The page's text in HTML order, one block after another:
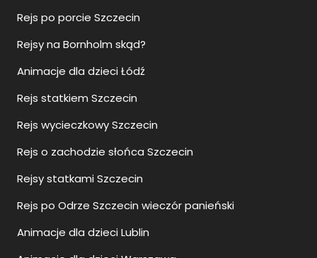
Rejs po porcie Szczecin
Rejsy na Bornholm skąd?
Animacje dla dzieci Łódź
Rejs statkiem Szczecin
Rejs wycieczkowy Szczecin
Rejs o zachodzie słońca Szczecin
Rejsy statkami Szczecin
Rejs po Odrze Szczecin wieczór panieński
Animacje dla dzieci Lublin